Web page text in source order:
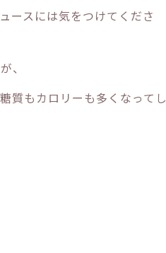
ースには気をつけてくださ
、
質もカロリーも多くなってし